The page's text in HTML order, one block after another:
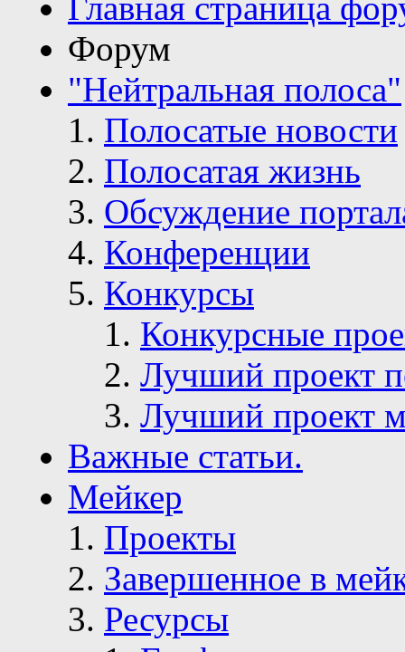
Главная страница
Форум
"Нейтральная полоса"
Полосатые новости
Полосатая жизнь
Обсуждение
Конференции
Конкурсы
Конкурсные
Лучший проект
Лучший проект
Важные статьи.
Мейкер
Проекты
Завершенное в
Ресурсы